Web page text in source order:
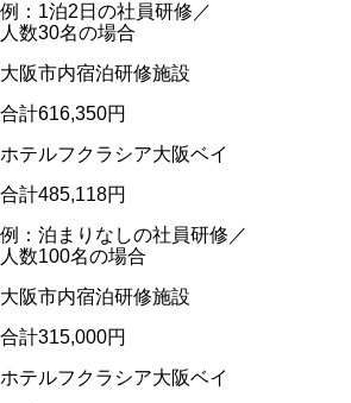
例：1泊2日の社員研修／
人数30名の場合
大阪市内宿泊研修施設
合計616,350円
ホテルフクラシア大阪ベイ
合計485,118円
例：泊まりなしの社員研修／
人数100名の場合
大阪市内宿泊研修施設
合計315,000円
ホテルフクラシア大阪ベイ